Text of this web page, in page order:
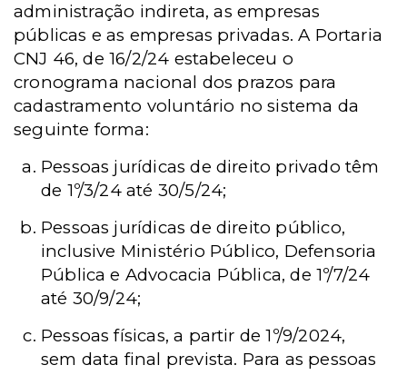
administração indireta, as empresas
públicas e as empresas privadas. A Portaria
CNJ 46, de 16/2/24 estabeleceu o
cronograma nacional dos prazos para
cadastramento voluntário no sistema da
seguinte forma:
Pessoas jurídicas de direito privado têm
de 1º/3/24 até 30/5/24;
Pessoas jurídicas de direito público,
inclusive Ministério Público, Defensoria
Pública e Advocacia Pública, de 1º/7/24
até 30/9/24;
Pessoas físicas, a partir de 1º/9/2024,
sem data final prevista. Para as pessoas